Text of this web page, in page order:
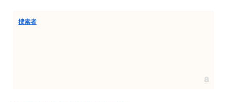
捜索者